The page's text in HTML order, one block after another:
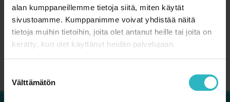
alan kumppaneillemme tietoja siitä, miten käytät
sivustoamme. Kumppanimme voivat yhdistää näitä
tietoja muihin tietoihin, joita olet antanut heille tai joita on
kerätty, kun olet käyttänyt heidän palvelujaan.
Välttämätön
Julkaisupäivä: 15.9.2023